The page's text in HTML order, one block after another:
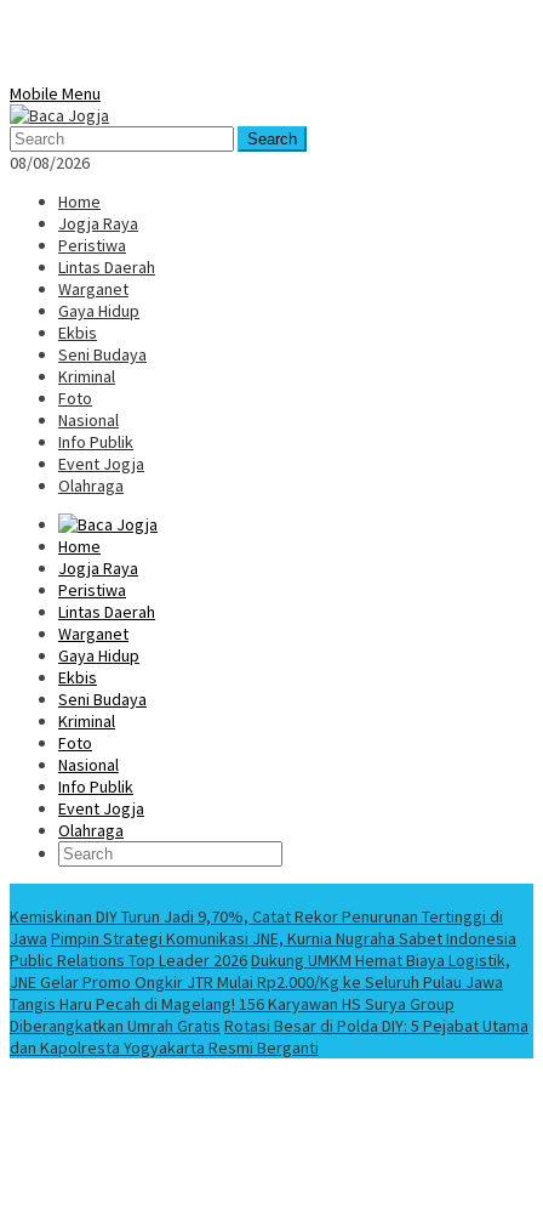
Mobile Menu
Search
08/08/2026
Home
Jogja Raya
Peristiwa
Lintas Daerah
Warganet
Gaya Hidup
Ekbis
Seni Budaya
Kriminal
Foto
Nasional
Info Publik
Event Jogja
Olahraga
Home
Jogja Raya
Peristiwa
Lintas Daerah
Warganet
Gaya Hidup
Ekbis
Seni Budaya
Kriminal
Foto
Nasional
Info Publik
Event Jogja
Olahraga
Kemiskinan DIY Turun Jadi 9,70%, Catat Rekor Penurunan Tertinggi di
Jawa Pimpin Strategi Komunikasi JNE, Kurnia Nugraha Sabet Indonesia
Public Relations Top Leader 2026Dukung UMKM Hemat Biaya Logistik,
JNE Gelar Promo Ongkir JTR Mulai Rp2.000/Kg ke Seluruh Pulau Jawa
Tangis Haru Pecah di Magelang! 156 Karyawan HS Surya Group
Diberangkatkan Umrah Gratis Rotasi Besar di Polda DIY: 5 Pejabat Utama
dan Kapolresta Yogyakarta Resmi Berganti